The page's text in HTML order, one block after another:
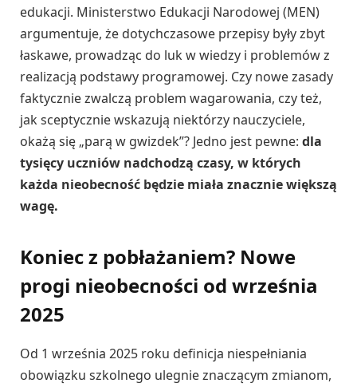
edukacji. Ministerstwo Edukacji Narodowej (MEN)
argumentuje, że dotychczasowe przepisy były zbyt
łaskawe, prowadząc do luk w wiedzy i problemów z
realizacją podstawy programowej. Czy nowe zasady
faktycznie zwalczą problem wagarowania, czy też,
jak sceptycznie wskazują niektórzy nauczyciele,
okażą się „parą w gwizdek”? Jedno jest pewne: dla
tysięcy uczniów nadchodzą czasy, w których
każda nieobecność będzie miała znacznie większą
wagę.
Koniec z pobłażaniem? Nowe
progi nieobecności od września
2025
Od 1 września 2025 roku definicja niespełniania
obowiązku szkolnego ulegnie znaczącym zmianom,